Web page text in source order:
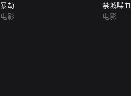
暴劫
电影
禁城喋血
电影